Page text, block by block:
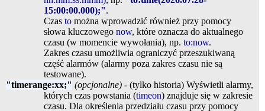
15:00:00.000);".
Czas to można wprowadzić również przy pomocy
słowa kluczowego now, które oznacza do aktualnego
czasu (w momencie wywołania), np. to:now.
Zakres czasu umożliwia ograniczyć przeszukiwaną
część alarmów (alarmy poza zakres czasu nie są
testowane).
"timerange:xx;" (opcjonalne) - (tylko historia) Wyświetli alarmy,
których czas powstania (timeon) znajduje się w zakresie
czasu. Dla określenia przedziału czasu przy pomocy